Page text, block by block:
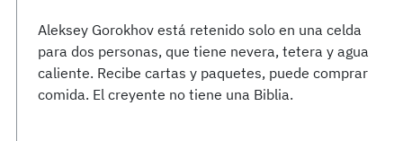
Aleksey Gorokhov está retenido solo en una celda
para dos personas, que tiene nevera, tetera y agua
caliente. Recibe cartas y paquetes, puede comprar
comida. El creyente no tiene una Biblia.